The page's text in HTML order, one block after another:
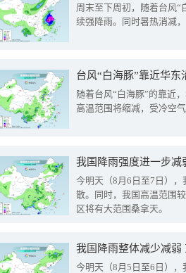
周末至下周初，随着台风“
续强降雨。同时暑热消减
台风“白海豚”靠近华
随着台风“白海豚”的靠近
高温范围将缩减，受冷空
今明天（8月6日至7日）
散。同时，我国高温范围
区将有大范围桑拿天。
我国降雨整体减少减弱
今明天（8月5日至6日）